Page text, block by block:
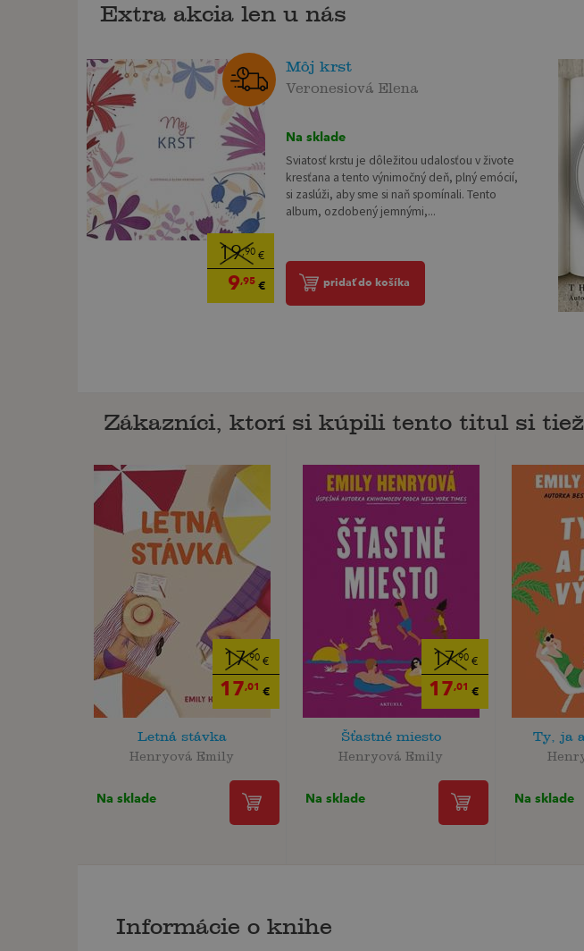
Extra akcia len u nás
19,90€
9,95€
Môj krst
Veronesiová Elena
Na sklade
Sviatosť krstu je dôležitou udalosťou v živote
kresťana a tento výnimočný deň, plný emócií,
si zaslúži, aby sme si naň spomínali. Tento
album, ozdobený jemnými,...
pridať do košíka
Zákazníci, ktorí si kúpili tento titul si
17,90 €
17,01 €
Letná stávka
Henryová Emily
Na sklade
17,90 €
17,01 €
Šťastné miesto
Henryová Emily
Na sklade
Ty, ja
Na sklade
Informácie o knihe